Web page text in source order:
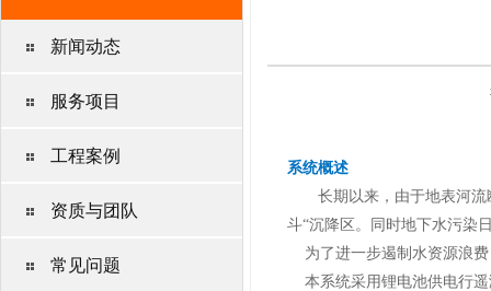
新闻动态
服务项目
工程案例
资质与团队
常见问题
系统概述
长期以来，由于地表河流
斗“沉降区。同时地下水污染
为了进一步遏制水资源浪费
本系统采用锂电池供电行遥